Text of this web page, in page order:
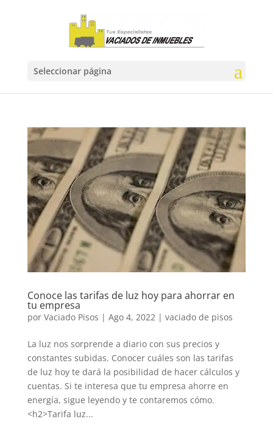
Seleccionar página
Conoce las tarifas de luz hoy para ahorrar en
tu empresa
por Vaciado Pisos | Ago 4, 2022| vaciado de pisos
La luz nos sorprende a diario con sus precios y
constantes subidas. Conocer cuáles son las tarifas
de luz hoy te dará la posibilidad de hacer cálculos y
cuentas. Si te interesa que tu empresa ahorre en
energía, sigue leyendo y te contaremos cómo.
<h2>Tarifa luz...